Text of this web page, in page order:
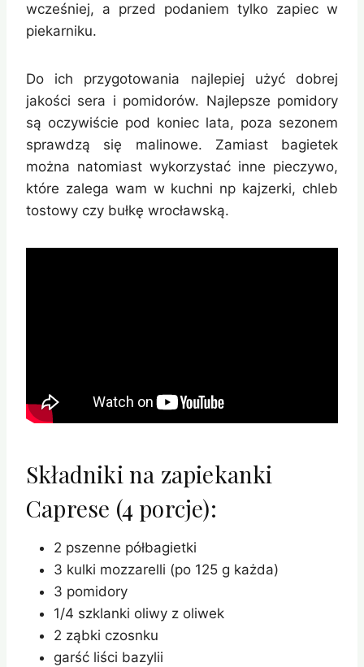
wcześniej, a przed podaniem tylko zapiec w
piekarniku.
Do ich przygotowania najlepiej użyć dobrej
jakości sera i pomidorów. Najlepsze pomidory
są oczywiście pod koniec lata, poza sezonem
sprawdzą się malinowe. Zamiast bagietek
można natomiast wykorzystać inne pieczywo,
które zalega wam w kuchni np kajzerki, chleb
tostowy czy bułkę wrocławską.
Składniki na zapiekanki
Caprese (4 porcje):
2 pszenne półbagietki
3 kulki mozzarelli (po 125 g każda)
3 pomidory
1/4 szklanki oliwy z oliwek
2 ząbki czosnku
garść liści bazylii